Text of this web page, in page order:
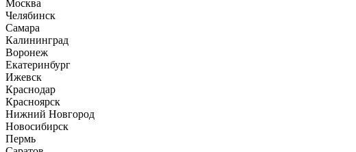
Москва
Челябинск
Самара
Калининград
Воронеж
Екатеринбург
Ижевск
Краснодар
Красноярск
Нижний Новгород
Новосибирск
Пермь